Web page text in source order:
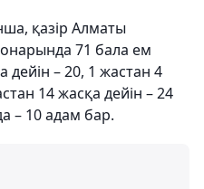
қазір Алматы
71 бала ем
дейін – 20, 1 жастан 4
14 жасқа дейін – 24
– 10 адам бар.